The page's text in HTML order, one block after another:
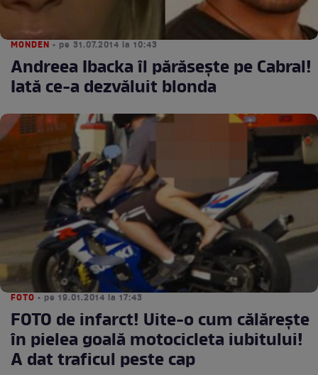
MONDEN • pe 31.07.2014 la 10:43
Andreea Ibacka îl părăseşte pe Cabral!
Iată ce-a dezvăluit blonda
FOTO • pe 19.01.2014 la 17:43
FOTO de infarct! Uite-o cum călăreşte
în pielea goală motocicleta iubitului!
A dat traficul peste cap